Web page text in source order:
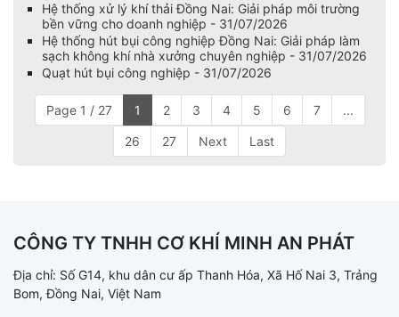
Hệ thống xử lý khí thải Đồng Nai: Giải pháp môi trường
bền vững cho doanh nghiệp - 31/07/2026
Hệ thống hút bụi công nghiệp Đồng Nai: Giải pháp làm
sạch không khí nhà xưởng chuyên nghiệp - 31/07/2026
Quạt hút bụi công nghiệp - 31/07/2026
Page 1 / 27 1 2 3 4 5 6 7 ...
26 27 Next Last
CÔNG TY TNHH CƠ KHÍ MINH AN PHÁT
Địa chỉ: Số G14, khu dân cư ấp Thanh Hóa, Xã Hố Nai 3, Trảng
Bom, Đồng Nai, Việt Nam